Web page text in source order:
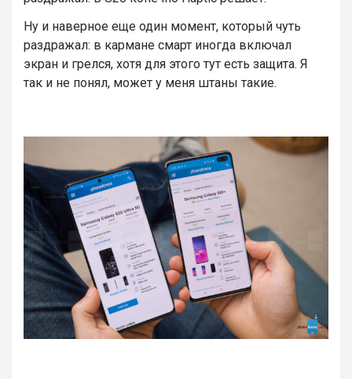
Ну и наверное еще один момент, который чуть
раздражал: в кармане смарт иногда включал
экран и грелся, хотя для этого тут есть защита. Я
так и не понял, может у меня штаны такие.